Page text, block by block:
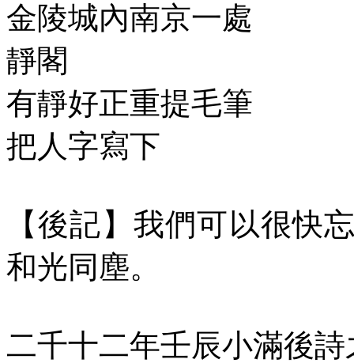
金陵城內南京一處
靜閣
有靜好正重提毛筆
把人字寫下
【後記】我們可以很快
和光同塵。
二千十二年壬辰小滿後詩